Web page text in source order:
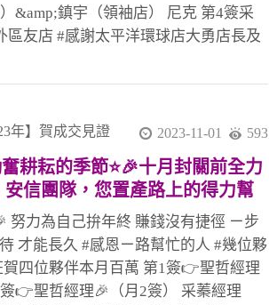
&amp;鎮宇（領袖店） 尼克 第4簽采
區友店 #感謝太平洋環球店大勇店長及
隊麗鴻店長及志村共創佳績!! #團隊合
#111年平均人效400萬 #感謝教部文治
能協助幫忙!! #土城最強住商大家八店
入安信團隊 8、9年級生見證影片￼ 👉
你 就是你妳 就是妳你
年】賀成交見證 2023-11-01 593
耕耘的季節⭐🎉十月封關前全力
信團隊，您置產路上的得力幫
努力為自己拚年終 賺錢沒有捷徑 ㄧ步
才能長久 #感恩ㄧ路幫忙的人 #幾位夥
四位夥伴本月百萬 第1簽👉聖哲經理
👉聖哲經理🎉（月2簽） 采蓁經理